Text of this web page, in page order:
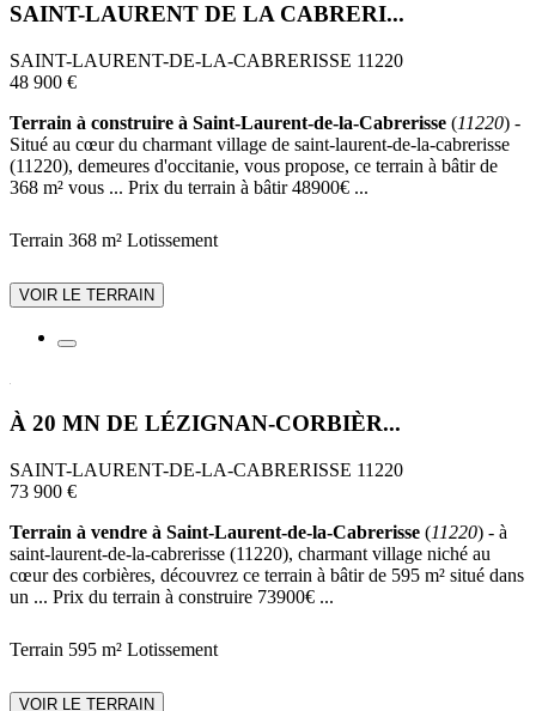
SAINT-LAURENT DE LA CABRERI...
SAINT-LAURENT-DE-LA-CABRERISSE 11220
48 900 €
Terrain à construire à Saint-Laurent-de-la-Cabrerisse (11220) -
Situé au cœur du charmant village de saint-laurent-de-la-cabrerisse
(11220), demeures d'occitanie, vous propose, ce terrain à bâtir de
368 m² vous ... Prix du terrain à bâtir 48900€ ...
Terrain 368 m² Lotissement
VOIR LE TERRAIN
À 20 MN DE LÉZIGNAN-CORBIÈR...
SAINT-LAURENT-DE-LA-CABRERISSE 11220
73 900 €
Terrain à vendre à Saint-Laurent-de-la-Cabrerisse (11220) - à
saint-laurent-de-la-cabrerisse (11220), charmant village niché au
cœur des corbières, découvrez ce terrain à bâtir de 595 m² situé dans
un ... Prix du terrain à construire 73900€ ...
Terrain 595 m² Lotissement
VOIR LE TERRAIN